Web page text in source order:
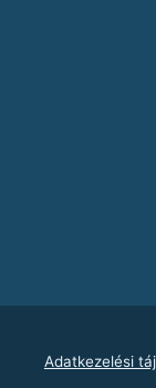
Adatkezelési